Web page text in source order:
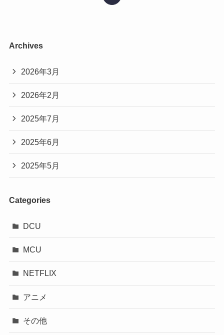
Archives
2026年3月
2026年2月
2025年7月
2025年6月
2025年5月
Categories
DCU
MCU
NETFLIX
アニメ
その他